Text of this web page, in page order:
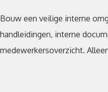
Bouw een veilige interne
handleidingen, interne
medewerkersoverzicht.